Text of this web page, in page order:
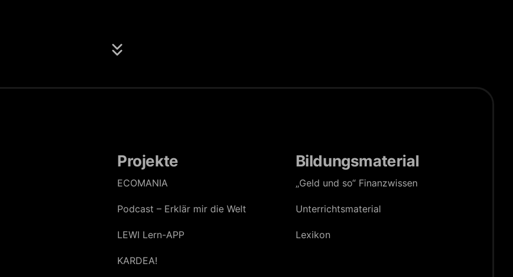
Projekte
ECOMANIA
Podcast – Erklär mir die Welt
LEWI Lern-APP
KARDEA!
Bildungsmaterial
„Geld und so“ Finanzwissen
Unterrichts­material
Lexikon